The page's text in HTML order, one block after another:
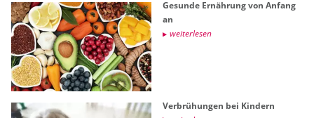
Ge­sun­de Er­näh­rung von An­fang
an
wei­ter­le­sen
Ver­brü­hun­gen bei Kin­dern